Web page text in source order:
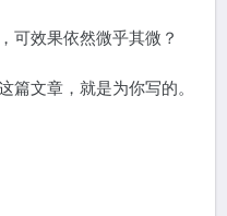
可效果依然微乎其微？
文章，就是为你写的。